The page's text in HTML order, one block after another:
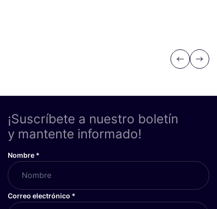
Previous
Next
¡Suscríbete a nuestro boletín
y mantente informado!
Nombre *
Correo electrónico *